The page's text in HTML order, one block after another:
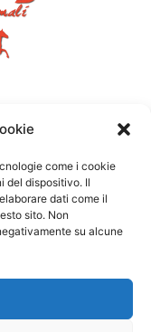
come i cookie
del dispositivo. Il
dati come il
sito. Non
su alcune